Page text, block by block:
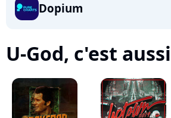
Dopium
U-God, c'est